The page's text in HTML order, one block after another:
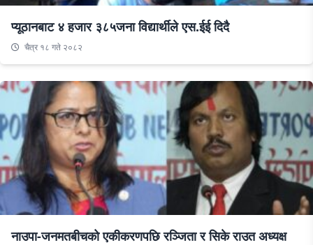
प्यूठानबाट ४ हजार ३८५जना विद्यार्थीले एस.ईई दिदै
चैत्र १८ गते २०८२
नाउपा-जनमतबीचको एकीकरणपछि रञ्जिता र सिके राउत अध्यक्ष